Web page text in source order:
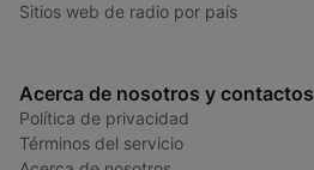
Sitios web de radio por país
Acerca de nosotros y contactos
Política de privacidad
Términos del servicio